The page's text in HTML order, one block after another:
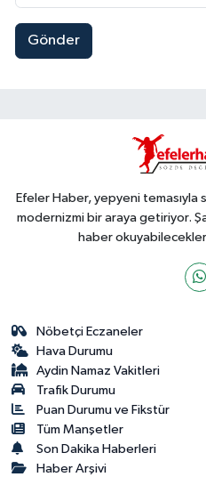
Gönder
Efeler Haber, yepyeni
modernizmi bir araya getiriyor.
haber
Nöbetçi Eczaneler
Hava Durumu
Aydin Namaz Vakitleri
Trafik Durumu
Puan Durumu ve Fikstür
Tüm Manşetler
Son Dakika Haberleri
Haber Arşivi